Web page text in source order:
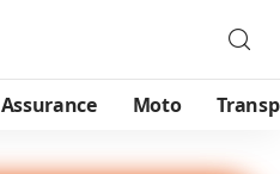
Assurance Moto